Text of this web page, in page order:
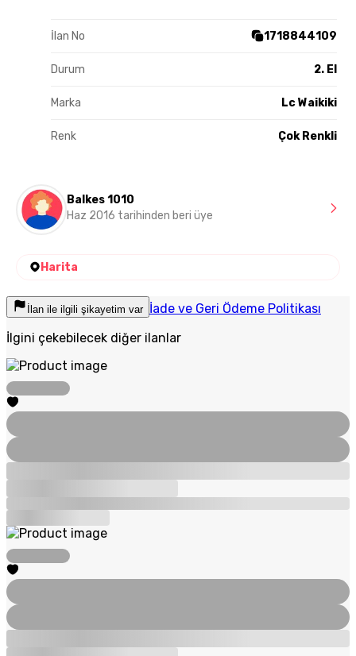
İlan No 1718844109
Durum 2. El
Marka Lc Waikiki
Renk Çok Renkli
Balkes 1010
Haz 2016 tarihinden beri üye
Harita
İlan ile ilgili şikayetim var İade ve Geri Ödeme Politikası
İlgini çekebilecek diğer ilanlar